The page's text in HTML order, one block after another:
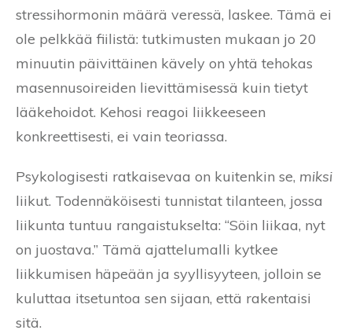
stressihormonin määrä veressä, laskee. Tämä ei
ole pelkkää fiilistä: tutkimusten mukaan jo 20
minuutin päivittäinen kävely on yhtä tehokas
masennusoireiden lievittämisessä kuin tietyt
lääkehoidot. Kehosi reagoi liikkeeseen
konkreettisesti, ei vain teoriassa.
Psykologisesti ratkaisevaa on kuitenkin se, miksi
liikut. Todennäköisesti tunnistat tilanteen, jossa
liikunta tuntuu rangaistukselta: “Söin liikaa, nyt
on juostava.” Tämä ajattelumalli kytkee
liikkumisen häpeään ja syyllisyyteen, jolloin se
kuluttaa itsetuntoa sen sijaan, että rakentaisi
sitä.